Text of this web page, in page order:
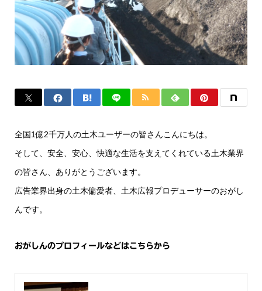
全国1億2千万人の土木ユーザーの皆さんこんにちは。
そして、安全、安心、快適な生活を支えてくれている土木業界
の皆さん、ありがとうございます。
広告業界出身の土木偏愛者、土木広報プロデューサーのおがし
んです。
おがしんのプロフィールなどはこちらから